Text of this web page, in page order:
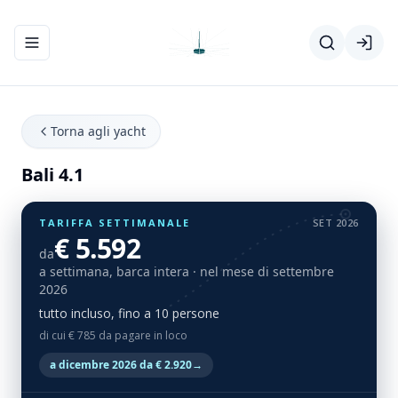
Apri/chiudi menu di navigazione
Torna agli yacht
Bali 4.1
TARIFFA SETTIMANALE SET 2026
da€ 5.592
a settimana, barca intera · nel mese di settembre
2026
tutto incluso, fino a 10 persone
di cui € 785 da pagare in loco
a dicembre 2026 da € 2.920→